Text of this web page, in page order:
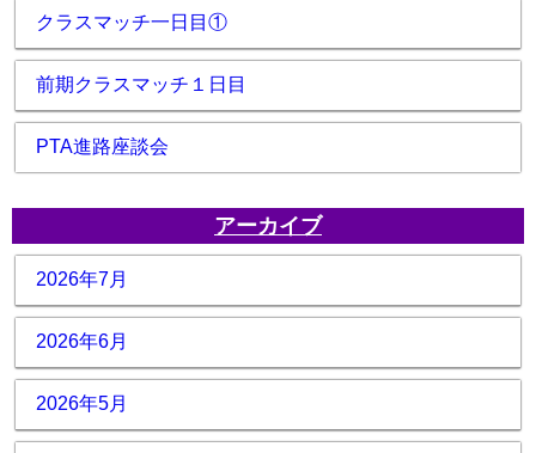
クラスマッチ一日目①
前期クラスマッチ１日目
PTA進路座談会
アーカイブ
2026年7月
2026年6月
2026年5月